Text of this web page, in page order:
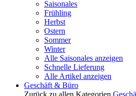
Saisonales
Frühling
Herbst
Ostern
Sommer
Winter
Alle Saisonales anzeigen
Schnelle Lieferung
Alle Artikel anzeigen
Geschäft & Büro
Zurück zu allen Kategorien